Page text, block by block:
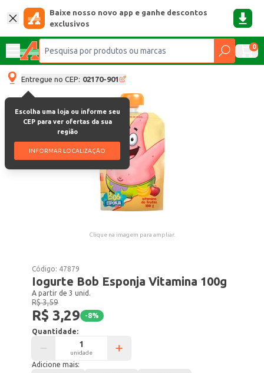
Baixe nosso novo app e ganhe descontos
exclusivos
0
Entregue no CEP: 02170-901
Escolha uma loja ou informe seu
CEP para ver ofertas da sua
região
INFORMAR LOCALIZAÇÃO
Clique na imagem para ampliar.
Código: 47879
Iogurte Bob Esponja Vitamina 100g
A partir de 3 unid.
R$ 3,59
R$ 3,29 -8%
Quantidade:
unidade
Adicione mais: